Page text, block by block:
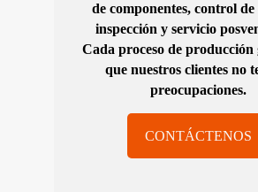
de componentes, control
inspección y servicio
Cada proceso de producción
que nuestros clientes no
preocupaciones.
CONTÁCTENOS